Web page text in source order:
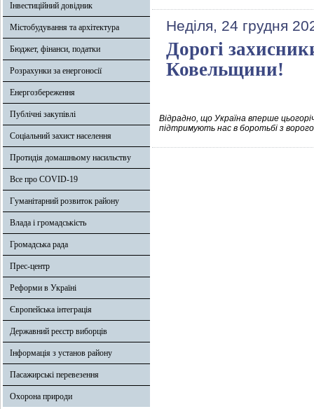
Інвестиційний довідник
Містобудування та архітектура
Бюджет, фінанси, податки
Розрахунки за енергоносії
Енергозбереження
Публічні закупівлі
Соціальний захист населення
Протидія домашньому насильству
Все про COVID-19
Гуманітарний розвиток району
Влада і громадськість
Громадська рада
Прес-центр
Реформи в Україні
Європейська інтеграція
Державний реєстр виборців
Інформація з установ району
Пасажирські перевезення
Охорона природи
Неділя, 24 грудня
Дорогі
Ковельщини!
Відрадно, що Україна вперше
підтримують нас в боротьбі з